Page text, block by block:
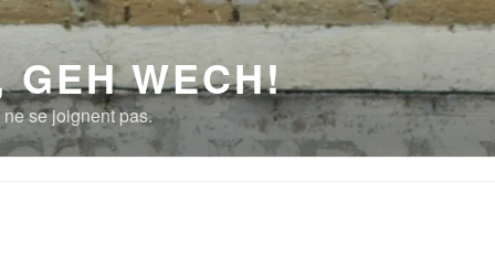
GEH WECH!
se joignent pas.